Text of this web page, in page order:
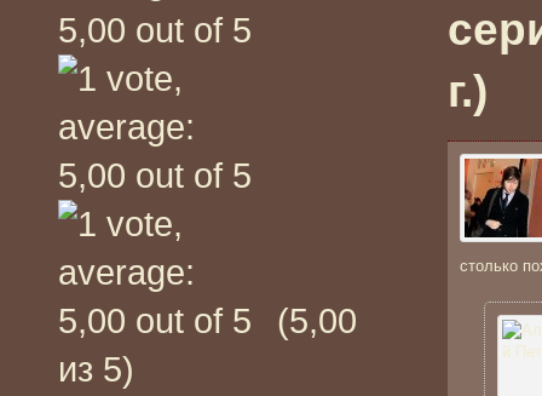
(5,00
из 5)
г.)
столько